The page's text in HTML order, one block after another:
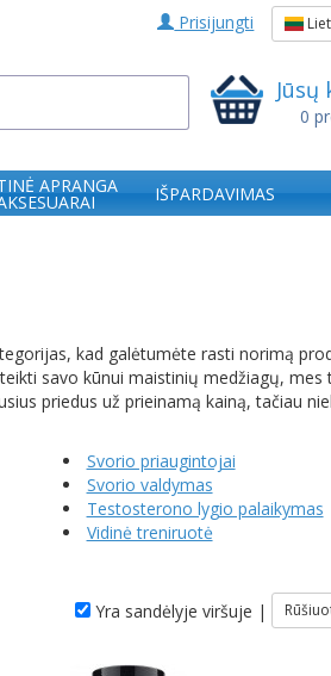
Prisijungti
Jūsų
0
APRANGA
IŠPARDAVIMAS
kad galėtumėte rasti norimą
savo kūnui maistinių medžiagų, mes
priedus už prieinamą kainą, tačiau
Svorio priaugintojai
Svorio valdymas
Testosterono lygio palaikymas
Vidinė treniruotė
Yra sandėlyje viršuje |